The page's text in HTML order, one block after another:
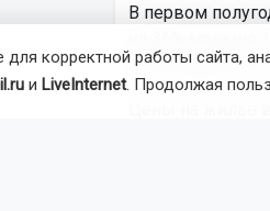
В первом
корректной работы сайта,
и LiveInternet. Продолжая